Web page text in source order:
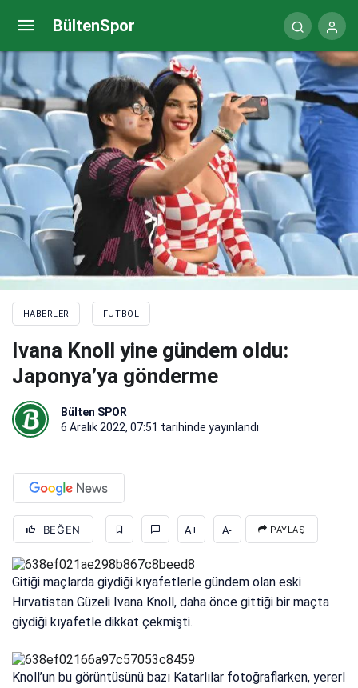
BültenSpor
HABERLER FUTBOL
Ivana Knoll yine gündem oldu:
Japonya’ya gönderme
Bülten SPOR
6 Aralık 2022, 07:51 tarihinde yayınlandı
BEĞEN A+ A- PAYLAŞ
Gitiği maçlarda giydiği kıyafetlerle gündem olan eski
Hırvatistan Güzeli Ivana Knoll, daha önce gittiği bir maçta
giydiği kıyafetle dikkat çekmişti.
Knoll’un bu görüntüsünü bazı Katarlılar fotoğraflarken, yererl
Hasan Şaş’tan Japonya paylaşımı